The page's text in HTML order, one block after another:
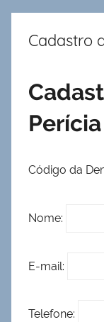
Cadastro
Perícia
Código da
Nome:
E-mail:
Telefone: